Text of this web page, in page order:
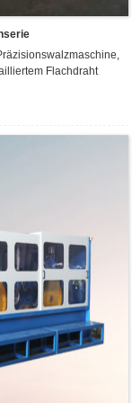
Flachdraht
Walz- und